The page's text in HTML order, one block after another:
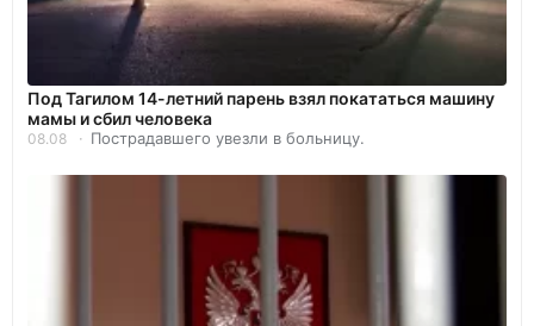
Под Тагилом 14-летний парень взял покататься машину
мамы и сбил человека
08.08 Пострадавшего увезли в больницу.